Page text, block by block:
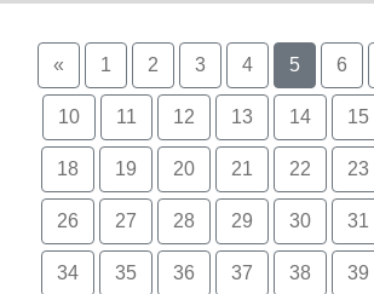
« 1 2 3 4 5 6
10 11 12 13 14 15
18 19 20 21 22 23
26 27 28 29 30 31
34 35 36 37 38 39